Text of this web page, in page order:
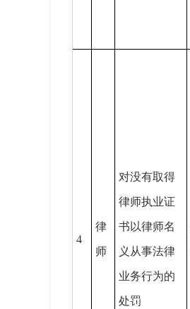
4
律
师
对没有取得
律师执业证
书以律师名
义从事法律
业务行为的
处罚